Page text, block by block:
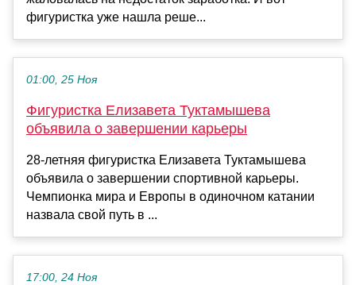
фигуристка уже нашла реше...
01:00, 25 Ноя
Фигуристка Елизавета Туктамышева
объявила о завершении карьеры
28-летняя фигуристка Елизавета Туктамышева
объявила о завершении спортивной карьеры.
Чемпионка мира и Европы в одиночном катании
назвала свой путь в ...
17:00, 24 Ноя